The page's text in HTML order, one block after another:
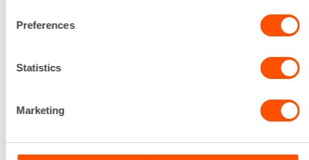
Preferences
Statistics
Marketing
Renta palvelee